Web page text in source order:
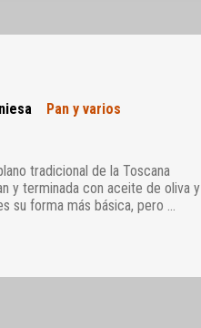
Pan y varios
tradicional de la Toscana
y terminada con aceite de oliva y
su forma más básica, pero …